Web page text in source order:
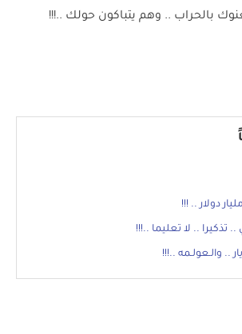
بالحراب .. وهم يتباكون حولك ..!!!
دولار .. !!!
تذكيرا .. لا تعليما ..!!!
.. والـعولـمه ..‍‍‍‍!!!